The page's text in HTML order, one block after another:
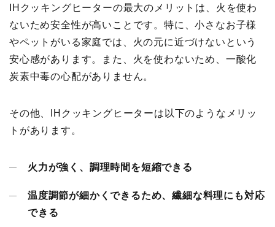
IHクッキングヒーターの最大のメリットは、火を使わ
ないため安全性が高いことです。特に、小さなお子様
やペットがいる家庭では、火の元に近づけないという
安心感があります。また、火を使わないため、一酸化
炭素中毒の心配がありません。
その他、IHクッキングヒーターは以下のようなメリッ
トがあります。
火力が強く、調理時間を短縮できる
温度調節が細かくできるため、繊細な料理にも対応
できる